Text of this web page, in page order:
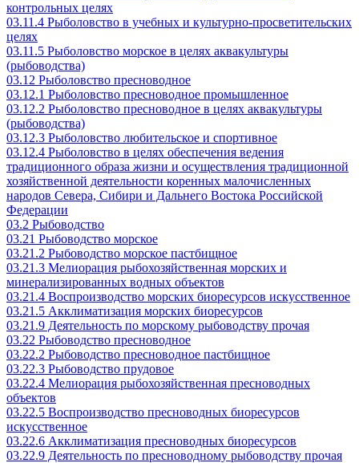
контрольных целях
03.11.4 Рыболовство в учебных и культурно-просветительских
целях
03.11.5 Рыболовство морское в целях аквакультуры
(рыбоводства)
03.12 Рыболовство пресноводное
03.12.1 Рыболовство пресноводное промышленное
03.12.2 Рыболовство пресноводное в целях аквакультуры
(рыбоводства)
03.12.3 Рыболовство любительское и спортивное
03.12.4 Рыболовство в целях обеспечения ведения
традиционного образа жизни и осуществления традиционной
хозяйственной деятельности коренных малочисленных
народов Севера, Сибири и Дальнего Востока Российской
Федерации
03.2 Рыбоводство
03.21 Рыбоводство морское
03.21.2 Рыбоводство морское пастбищное
03.21.3 Мелиорация рыбохозяйственная морских и
минерализированных водных объектов
03.21.4 Воспроизводство морских биоресурсов искусственное
03.21.5 Акклиматизация морских биоресурсов
03.21.9 Деятельность по морскому рыбоводству прочая
03.22 Рыбоводство пресноводное
03.22.2 Рыбоводство пресноводное пастбищное
03.22.3 Рыбоводство прудовое
03.22.4 Мелиорация рыбохозяйственная пресноводных
объектов
03.22.5 Воспроизводство пресноводных биоресурсов
искусственное
03.22.6 Акклиматизация пресноводных биоресурсов
03.22.9 Деятельность по пресноводному рыбоводству прочая